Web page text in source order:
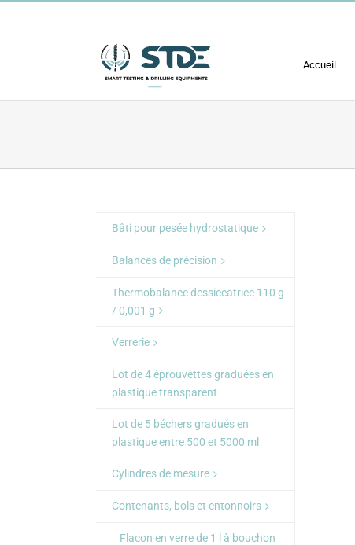
au
Accueil
Bâti pour pesée hydrostatique
Balances de précision
Thermobalance dessiccatrice 110 g
/ 0,001 g
Verrerie
Lot de 4 éprouvettes graduées en
plastique transparent
Lot de 5 béchers gradués en
plastique entre 500 et 5000 ml
Cylindres de mesure
Contenants, bols et entonnoirs
Flacon en verre de 1 l à bouchon